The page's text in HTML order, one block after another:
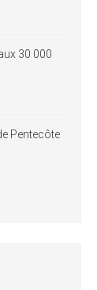
30 000
Pentecôte